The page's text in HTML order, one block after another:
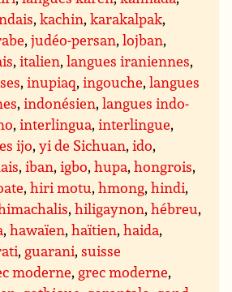
,kachin,karakalpak,
,judéo-persan,lojban,
,italien,langues iraniennes,
,inupiaq,ingouche,langues
,indonésien,langues indo-
,interlingua,interlingue,
ijo,yi de Sichuan,ido,
,iban,igbo,hupa,hongrois,
,hiri motu,hmong,hindi,
,hiligaynon,hébreu,
,hawaïen,haïtien,haida,
, guarani,suisse
moderne, grec moderne,